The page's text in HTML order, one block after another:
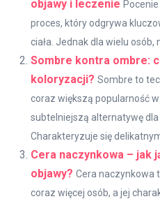
objawy i leczenie
proces, który odgrywa
ciała. Jednak dla wielu osób,
Sombre kontra ombre:
koloryzacji? Sombre to
coraz większą popularność
subtelniejszą alternatywę dla
Charakteryzuje się
Cera naczynkowa – jak
objawy? Cera naczynkowa
coraz więcej osób, a jej